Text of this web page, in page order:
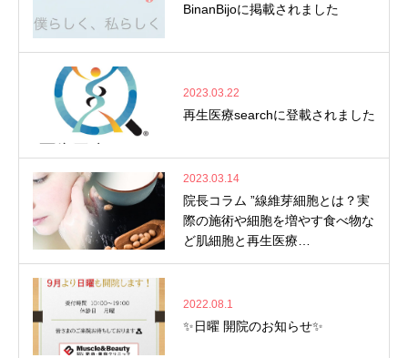
BinanBijoに掲載されました
2023.03.22
再生医療searchに登載されました
2023.03.14
院長コラム ”線維芽細胞とは？実
際の施術や細胞を増やす食べ物な
ど肌細胞と再生医療…
2022.08.1
✨日曜 開院のお知らせ✨